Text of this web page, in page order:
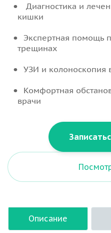
Диагностика и
кишки
Экспертная помощь
трещинах
УЗИ и колоноскопия
Комфортная
врачи
Описание